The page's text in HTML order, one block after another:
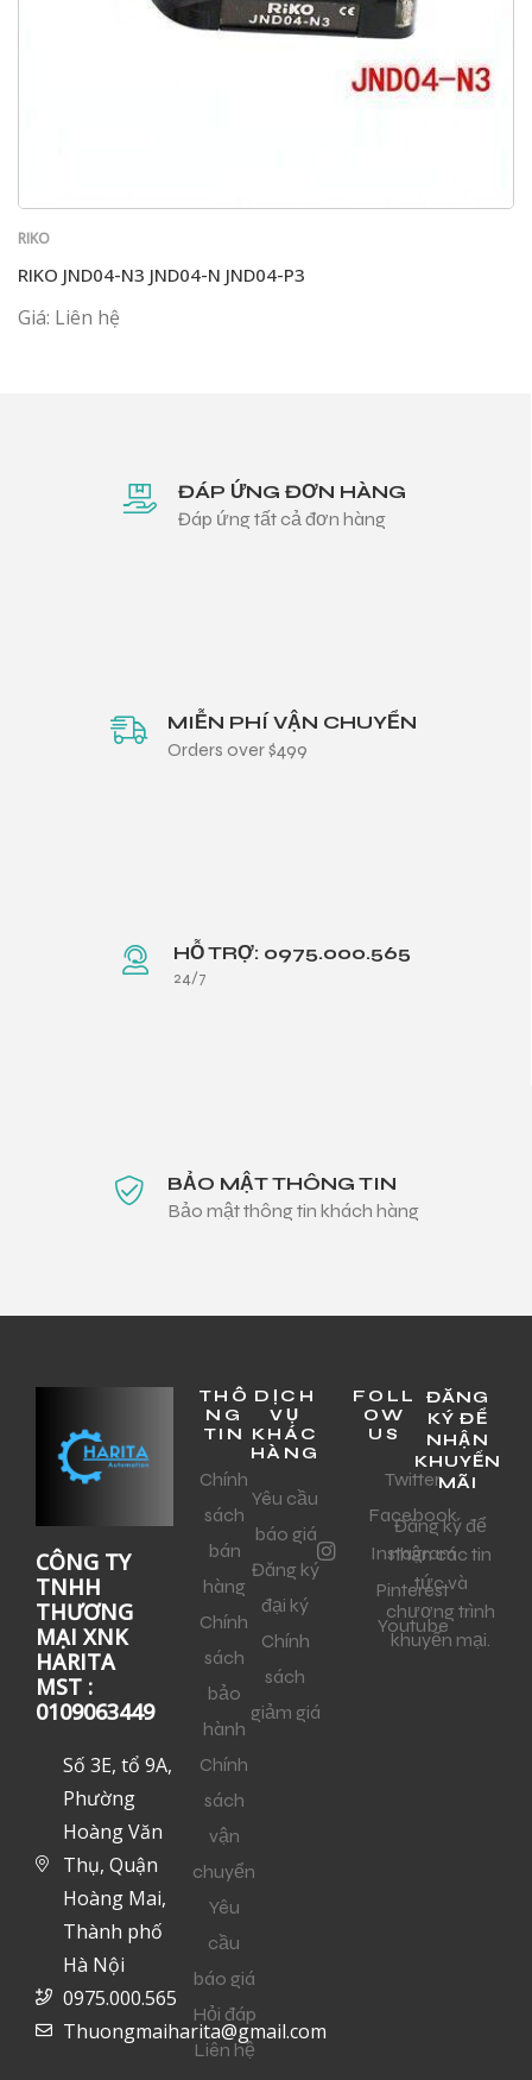
RIKO
RIKO JND04-N3 JND04-N JND04-P3
Giá: Liên hệ
ĐÁP ỨNG ĐƠN HÀNG
Đáp ứng tất cả đơn hàng
MIỄN PHÍ VẬN CHUYỂN
Orders over $499
HỖ TRỢ: 0975.000.565
24/7
BẢO MẬT THÔNG TIN
Bảo mật thông tin khách hàng
CÔNG TY
TNHH
THƯƠNG
MẠI XNK
HARITA
MST :
0109063449
Số 3E, tổ 9A,
Phường
Hoàng Văn
Thụ, Quận
Hoàng Mai,
Thành phố
Hà Nội
0975.000.565
Thuongmaiharita@gmail.com
THÔ
NG
TIN
Chính
sách
bán
hàng
Chính
sách
bảo
hành
Chính
sách
vận
chuyển
Yêu
cầu
báo giá
Hỏi đáp
Liên hệ
DỊCH
VỤ
KHÁC
HÀNG
Yêu cầu
báo giá
Đăng ký
đại ký
Chính
sách
giảm giá
FOLL
OW
US
Twitter
Facebook
Instagram
Pinterest
Youtube
ĐĂNG
KÝ ĐỂ
NHẬN
KHUYẾN
MÃI
Đăng ký để
nhận các tin
tức và
chương trình
khuyến mại.